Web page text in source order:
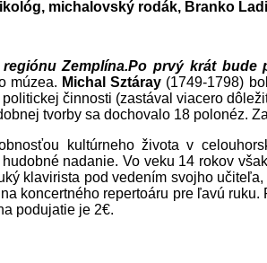
michalovský rodák, Branko
Zemplína.Po prvý krát
múzea. Michal Sztáray (1749-1798)
činnosti (zastával viacero
tvorby sa dochovalo 18 polonéz.
kultúrneho života v
nadanie. Vo veku 14 rokov
klavirista pod vedením svojho
koncertného repertoáru pre ľavú
podujatie je 2€.